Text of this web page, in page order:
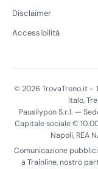
Disclaimer
Accessibilità
© 2026 TrovaTreno.it -
Italo,
Pausilypon S.r.l. —
Capitale sociale €
Napoli, REA
Comunicazione
a Trainline, nostro